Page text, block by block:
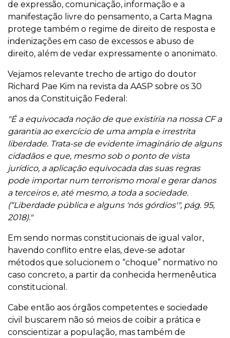
de expressão, comunicação, informação e a
manifestação livre do pensamento, a Carta Magna
protege também o regime de direito de resposta e
indenizações em caso de excessos e abuso de
direito, além de vedar expressamente o anonimato.
Vejamos relevante trecho de artigo do doutor
Richard Pae Kim na revista da AASP sobre os 30
anos da Constituição Federal:
"É a equivocada noção de que existiria na nossa CF a
garantia ao exercício de uma ampla e irrestrita
liberdade. Trata-se de evidente imaginário de alguns
cidadãos e que, mesmo sob o ponto de vista
jurídico, a aplicação equivocada das suas regras
pode importar num terrorismo moral e gerar danos
a terceiros e, até mesmo, a toda a sociedade.
(“Liberdade pública e alguns 'nós górdios'", pág. 95,
2018)."
Em sendo normas constitucionais de igual valor,
havendo conflito entre elas, deve-se adotar
métodos que solucionem o “choque” normativo no
caso concreto, a partir da conhecida hermenêutica
constitucional.
Cabe então aos órgãos competentes e sociedade
civil buscarem não só meios de coibir a prática e
conscientizar a população, mas também de